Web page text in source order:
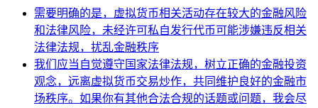
需要明确的是，虚拟货币相关活动存在较大的金融风险
和法律风险，未经许可私自发行代币可能涉嫌违反相关
法律法规，扰乱金融秩序
我们应当自觉遵守国家法律法规，树立正确的金融投资
观念，远离虚拟货币交易炒作，共同维护良好的金融市
场秩序。如果你有其他合法合规的话题或问题，我会尽